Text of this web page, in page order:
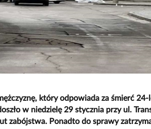
który odpowiada za śmierć
w niedzielę 29 stycznia przy ul.
zabójstwa. Ponadto do sprawy